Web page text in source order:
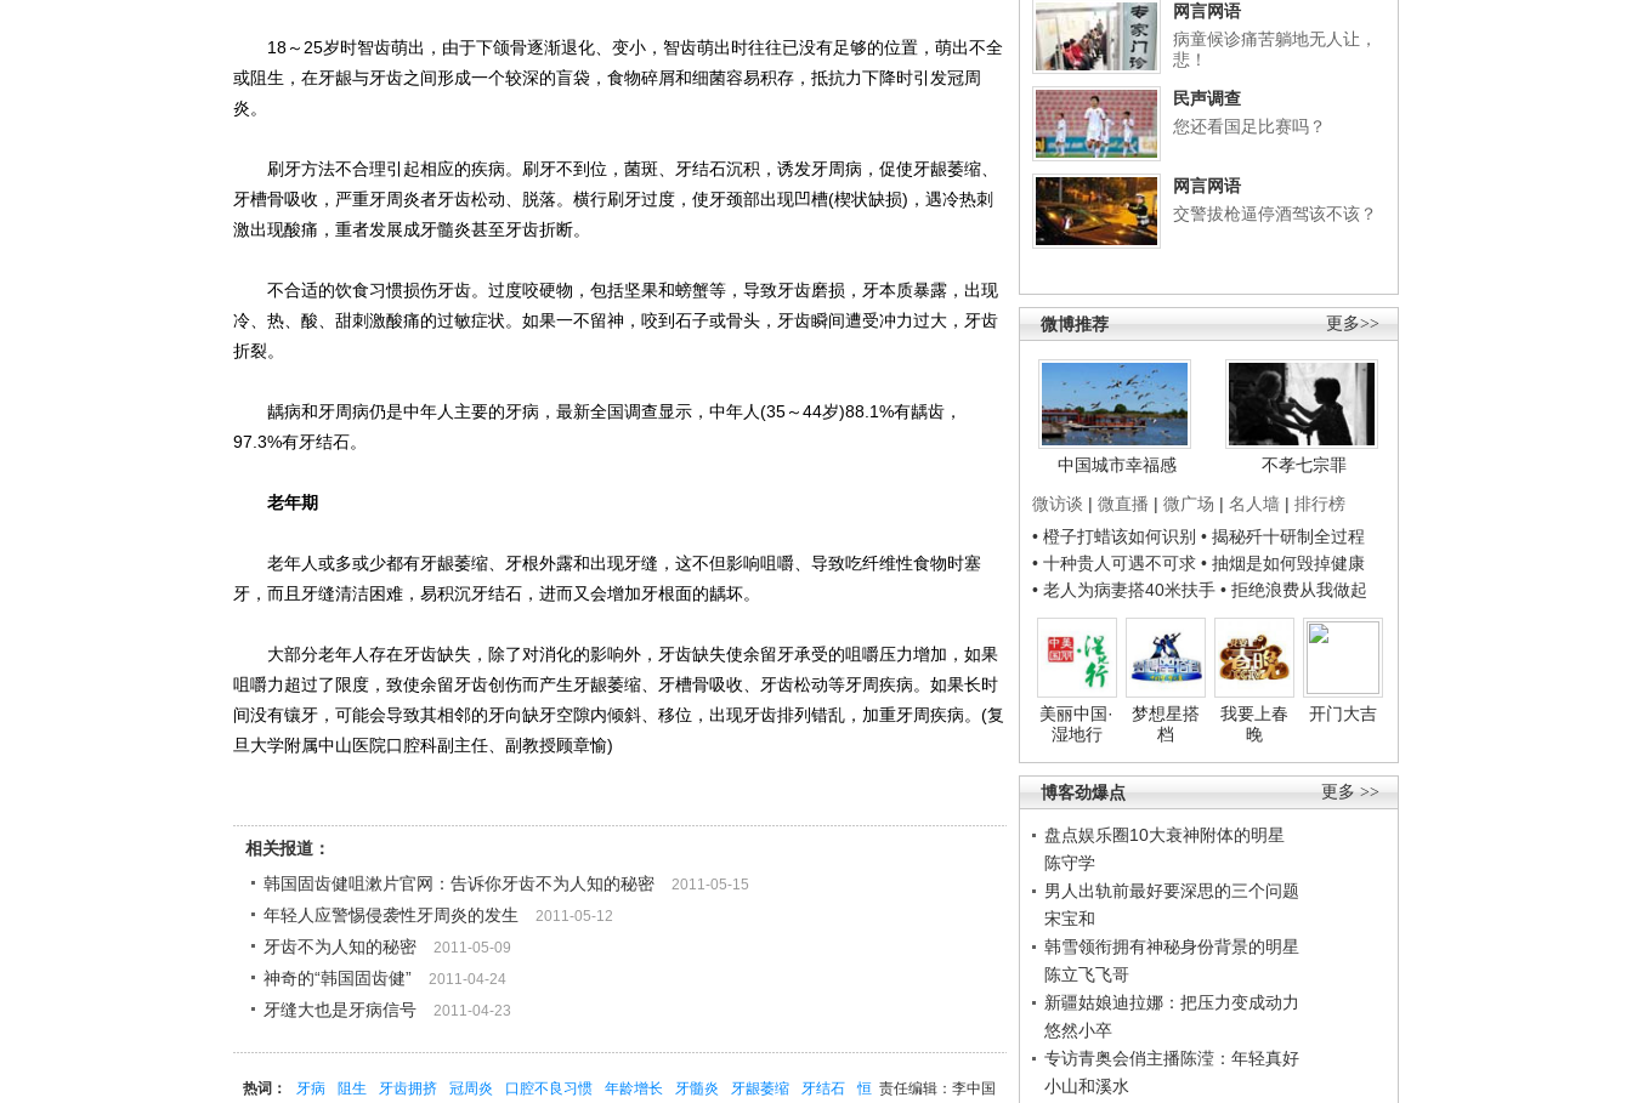
网言网语
病童候诊痛苦躺地无人让，
悲！
民声调查
您还看国足比赛吗？
网言网语
交警拔枪逼停酒驾该不该？
更多>>
微博推荐
中国城市幸福感
不孝七宗罪
微访谈 | 微直播 | 微广场 | 名人墙 | 排行榜
• 橙子打蜡该如何识别 • 揭秘歼十研制全过程
• 十种贵人可遇不可求 • 抽烟是如何毁掉健康
• 老人为病妻搭40米扶手 • 拒绝浪费从我做起
美丽中国·
湿地行
梦想星搭
档
我要上春
晚
开门大吉
更多 >>
博客劲爆点
盘点娱乐圈10大衰神附体的明星
陈守学
男人出轨前最好要深思的三个问题
宋宝和
韩雪领衔拥有神秘身份背景的明星
陈立飞飞哥
新疆姑娘迪拉娜：把压力变成动力
悠然小卒
专访青奥会俏主播陈滢：年轻真好
小山和溪水
18～25岁时智齿萌出，由于下颌骨逐渐退化、变小，智齿萌出时往往已没有足够的位置，萌出不全
或阻生，在牙龈与牙齿之间形成一个较深的盲袋，食物碎屑和细菌容易积存，抵抗力下降时引发冠周
炎。
刷牙方法不合理引起相应的疾病。刷牙不到位，菌斑、牙结石沉积，诱发牙周病，促使牙龈萎缩、
牙槽骨吸收，严重牙周炎者牙齿松动、脱落。横行刷牙过度，使牙颈部出现凹槽(楔状缺损)，遇冷热刺
激出现酸痛，重者发展成牙髓炎甚至牙齿折断。
不合适的饮食习惯损伤牙齿。过度咬硬物，包括坚果和螃蟹等，导致牙齿磨损，牙本质暴露，出现
冷、热、酸、甜刺激酸痛的过敏症状。如果一不留神，咬到石子或骨头，牙齿瞬间遭受冲力过大，牙齿
折裂。
龋病和牙周病仍是中年人主要的牙病，最新全国调查显示，中年人(35～44岁)88.1%有龋齿，
97.3%有牙结石。
老年期
老年人或多或少都有牙龈萎缩、牙根外露和出现牙缝，这不但影响咀嚼、导致吃纤维性食物时塞
牙，而且牙缝清洁困难，易积沉牙结石，进而又会增加牙根面的龋坏。
大部分老年人存在牙齿缺失，除了对消化的影响外，牙齿缺失使余留牙承受的咀嚼压力增加，如果
咀嚼力超过了限度，致使余留牙齿创伤而产生牙龈萎缩、牙槽骨吸收、牙齿松动等牙周疾病。如果长时
间没有镶牙，可能会导致其相邻的牙向缺牙空隙内倾斜、移位，出现牙齿排列错乱，加重牙周疾病。(复
旦大学附属中山医院口腔科副主任、副教授顾章愉)
相关报道：
韩国固齿健咀漱片官网：告诉你牙齿不为人知的秘密
2011-05-15
年轻人应警惕侵袭性牙周炎的发生 2011-05-12
牙齿不为人知的秘密 2011-05-09
神奇的“韩国固齿健” 2011-04-24
牙缝大也是牙病信号 2011-04-23
责任编辑：李中国
热词： 牙病 阻生 牙齿拥挤 冠周炎 口腔不良习惯 年龄增长 牙髓炎 牙龈萎缩 牙结石
恒